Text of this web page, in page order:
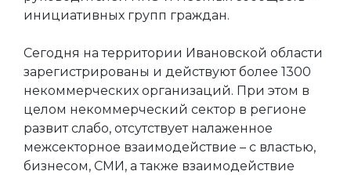
инициативных групп граждан.
Сегодня на территории Ивановской области
зарегистрированы и действуют более 1300
некоммерческих организаций. При этом в
целом некоммерческий сектор в регионе
развит слабо, отсутствует налаженное
межсекторное взаимодействие – с властью,
бизнесом, СМИ, а также взаимодействие